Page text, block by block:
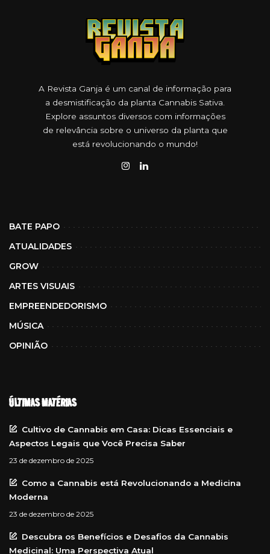
A Revista Ganja é um canal de informação para
a desmistificação da planta Cannabis Sativa.
Explore assuntos diversos com informações
de relevância sobre o universo da planta que
está revolucionando o mundo!
BATE PAPO
ATUALIDADES
GROW
ARTES VISUAIS
EMPREENDEDORISMO
MÚSICA
OPINIÃO
ÚLTIMAS MATÉRIAS
Cultivo de Cannabis em Casa: Dicas Essenciais e
Aspectos Legais que Você Precisa Saber
23 de dezembro de 2025
Como a Cannabis está Revolucionando a Medicina
Moderna
23 de dezembro de 2025
Descubra os Benefícios e Desafios da Cannabis
Medicinal: Uma Perspectiva Atual